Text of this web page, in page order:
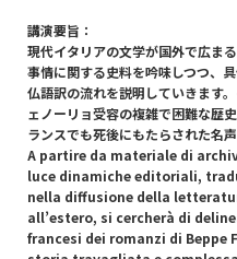
講演要旨：
現代イタリアの文学が国外で広ま
事情に関する史料を吟味しつつ、
仏語訳の流れを説明していきます
ェノーリョ受容の複雑で困難な歴
ランスでも死後にもたらされた名
A partire da materiale di
luce dinamiche editoriali,
nella diffusione della
all’estero, si cercherà di
francesi dei romanzi di Beppe